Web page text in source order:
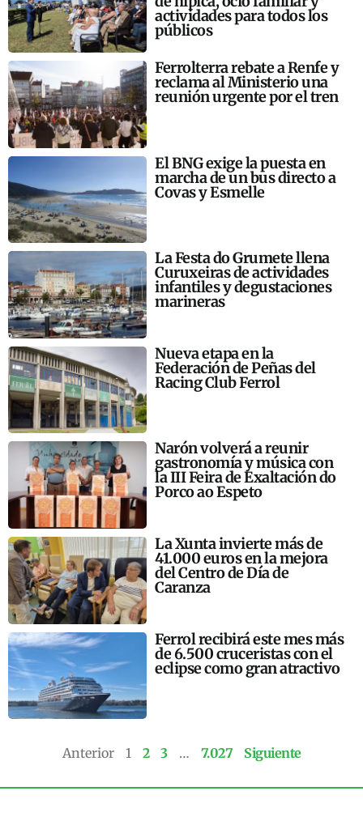
actividades para todos los
públicos
Ferrolterra rebate a Renfe y
reclama al Ministerio una
reunión urgente por el tren
El BNG exige la puesta en
marcha de un bus directo a
Covas y Esmelle
La Festa do Grumete llena
Curuxeiras de actividades
infantiles y degustaciones
marineras
Nueva etapa en la
Federación de Peñas del
Racing Club Ferrol
Narón volverá a reunir
gastronomía y música con
la III Feira de Exaltación do
Porco ao Espeto
La Xunta invierte más de
41.000 euros en la mejora
del Centro de Día de
Caranza
Ferrol recibirá este mes más
de 6.500 cruceristas con el
eclipse como gran atractivo
Anterior 1 2 3 … 7.027 Siguiente